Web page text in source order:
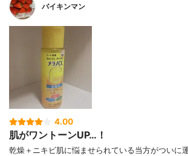
バイキンマン
4.00
肌がワントーンUP…！
乾燥＋ニキビ肌に悩ませられている当方がついに